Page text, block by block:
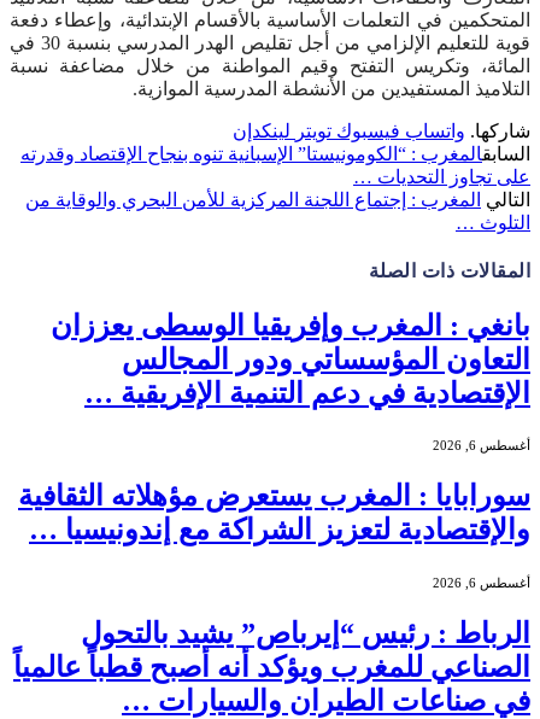
المتحكمين في التعلمات الأساسية بالأقسام الإبتدائية، وإعطاء دفعة
قوية للتعليم الإلزامي من أجل تقليص الهدر المدرسي بنسبة 30 في
المائة، وتكريس التفتح وقيم المواطنة من خلال مضاعفة نسبة
التلاميذ المستفيدين من الأنشطة المدرسية الموازية.
شاركها. واتساب فيسبوك تويتر لينكدإن
السابقالمغرب : “الكومونيستا” الإسبانية تنوه بنجاح الإقتصاد وقدرته
على تجاوز التحديات …
التالي المغرب : إجتماع اللجنة المركزية للأمن البحري والوقاية من
التلوث …
المقالات ذات الصلة
بانغي : المغرب وإفريقيا الوسطى يعززان
التعاون المؤسساتي ودور المجالس
الإقتصادية في دعم التنمية الإفريقية …
أغسطس 6, 2026
سورابايا : المغرب يستعرض مؤهلاته الثقافية
والإقتصادية لتعزيز الشراكة مع إندونيسيا …
أغسطس 6, 2026
الرباط : رئيس “إيرباص” يشيد بالتحول
الصناعي للمغرب ويؤكد أنه أصبح قطباً عالمياً
في صناعات الطيران والسيارات …